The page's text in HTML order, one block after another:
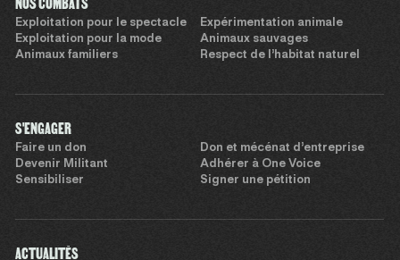
Exploitation pour le spectacle
Expérimentation animale
Exploitation pour la mode
Animaux sauvages
Animaux familiers
Respect de l’habitat naturel
S'ENGAGER
Faire un don
Don et mécénat d’entreprise
Devenir Militant
Adhérer à One Voice
Sensibiliser
Signer une pétition
ACTUALITÉS